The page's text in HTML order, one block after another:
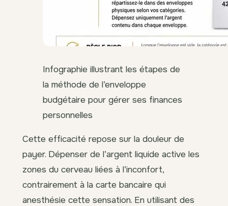
Infographie illustrant les étapes de
la méthode de l’enveloppe
budgétaire pour gérer ses finances
personnelles
Cette efficacité repose sur la douleur de
payer. Dépenser de l’argent liquide active les
zones du cerveau liées à l’inconfort,
contrairement à la carte bancaire qui
anesthésie cette sensation. En utilisant des